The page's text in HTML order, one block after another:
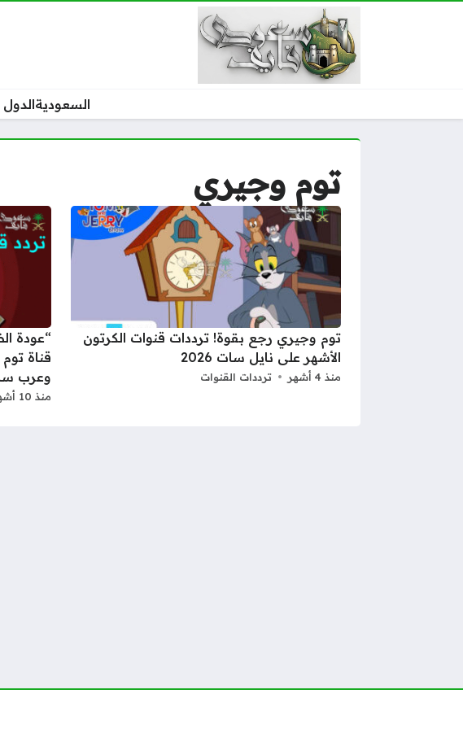
السعوديةالدول
توم وجيري
توم وجيري رجع بقوة! ترددات قنوات الكرتون
الأشهر على نايل سات 2026
منذ 4 أشهر ترددات القنوات
“عودة
وعرب
منذ 10 أشهر